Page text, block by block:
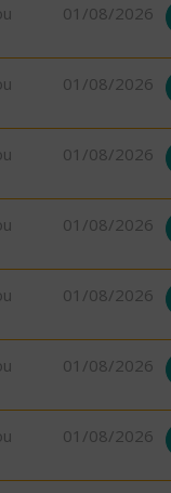
01/08/2026
01/08/2026
01/08/2026
01/08/2026
01/08/2026
01/08/2026
01/08/2026